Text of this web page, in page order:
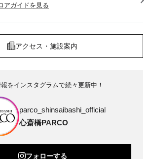
アガイドを見る
アクセス・施設案内
をインスタグラムで続々更新中！
parco_shinsaibashi_official
心斎橋PARCO
フォローする